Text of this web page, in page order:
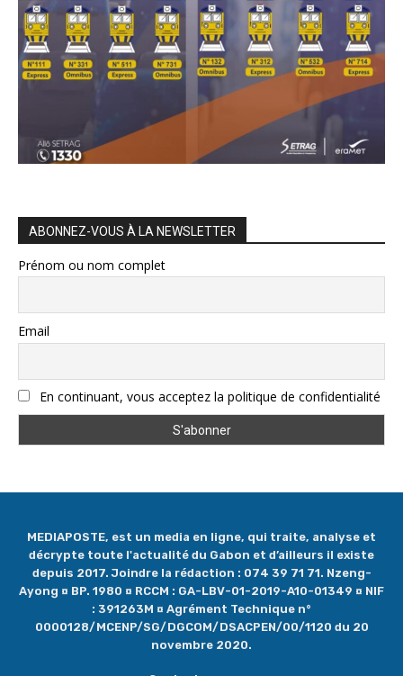
ABONNEZ-VOUS À LA NEWSLETTER
Prénom ou nom complet
Email
En continuant, vous acceptez la politique de confidentialité
MEDIAPOSTE, est un media en ligne, qui traite, analyse et
décrypte toute l'actualité du Gabon et d’ailleurs il existe
depuis 2017. Joindre la rédaction : 074 39 71 71. Nzeng-
Ayong ¤ BP. 1980 ¤ RCCM : GA-LBV-01-2019-A10-01349 ¤ NIF
: 391263M ¤ Agrément Technique n°
0000128/MCENP/SG/DGCOM/DSACPEN/00/1120 du 20
novembre 2020.